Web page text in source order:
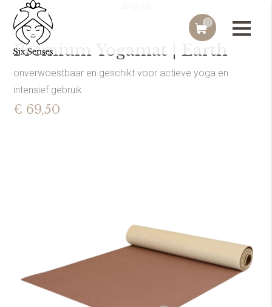
0
Premium Yogamat | Earth
onverwoestbaar en geschikt voor actieve yoga en
intensief gebruik
€ 69,50